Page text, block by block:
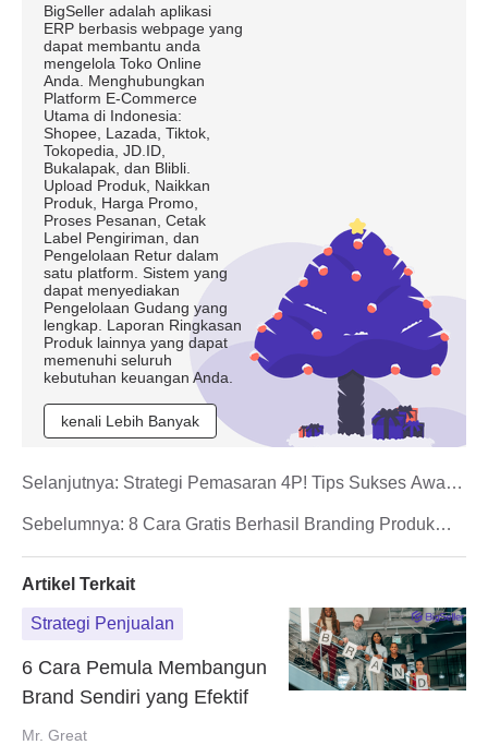
BigSeller adalah aplikasi
ERP berbasis webpage yang
dapat membantu anda
mengelola Toko Online
Anda. Menghubungkan
Platform E-Commerce
Utama di Indonesia:
Shopee, Lazada, Tiktok,
Tokopedia, JD.ID,
Bukalapak, dan Blibli.
Upload Produk, Naikkan
Produk, Harga Promo,
Proses Pesanan, Cetak
Label Pengiriman, dan
Pengelolaan Retur dalam
satu platform. Sistem yang
dapat menyediakan
Pengelolaan Gudang yang
lengkap. Laporan Ringkasan
Produk lainnya yang dapat
memenuhi seluruh
kebutuhan keuangan Anda.
kenali Lebih Banyak
Sebelumnya: 8 Cara Gratis Berhasil Branding Produk
Selanjutnya: Strategi Pemasaran 4P! Tips Sukses Awal
Artikel Terkait
Strategi Penjualan
6 Cara Pemula Membangun
Brand Sendiri yang Efektif
Mr. Great